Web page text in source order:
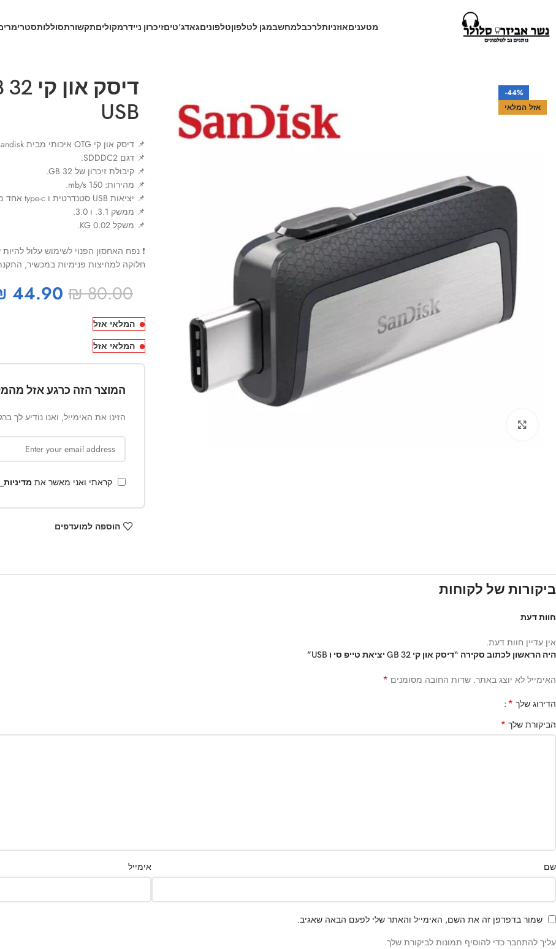
מטעניםאוזניותלרכבלמחשבמגן לטלפוןטלפוניםגאדג’טיםזיכרון ניידרמקוליםתקשורתסוללות
-44%
אזל המלאי
USB
📌 דיסק און קי OTG איכותי מבית sandisk.
📌 דגם SDDDC2.
📌 קיבולת זיכרון של 32 GB.
📌 מהירות: 150 mb/s.
📌 יציאות USB סטנדרטית ו type-c אחד מכל כיוון.
📌 ממשק 3.1. ו 3.0.
📌 משקל 0.02 KG.
❗ נפח האחסון הפנוי לשימוש עלול
חלוקה למחיצות פנימיות במכשיר,
₪80.00
44.90
המלאי אזל
המלאי אזל
המוצר הזה כרגע אזל
הזינו את האימייל, ואנו נודיע לך
קראתי ואני מאשר את
הוספה למועדפים
ביקורות של לקוחות
חוות דעת
אין עדיין חוות דעת.
היה הראשון לכתוב סקירה “דיסק און קי 32 GB יציאת טייפ סי ו USB”
האימייל לא יוצג באתר. שדות החובה מסומנים *
הדירוג שלך *
הביקורת שלך *
שם אימייל
שמור בדפדפן זה את השם, האימייל והאתר שלי לפעם הבאה שאגיב.
עליך להתחבר כדי להוסיף תמונות לביקורת שלך.